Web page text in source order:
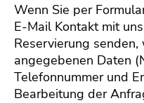
Wenn Sie per
E-Mail Kontakt mit
Reservierung
angegebenen Daten
Telefonnummer und
Bearbeitung der